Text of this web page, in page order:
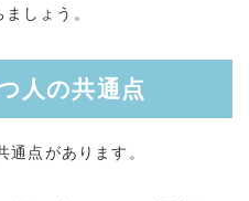
しょう。
人の共通点
点があります。